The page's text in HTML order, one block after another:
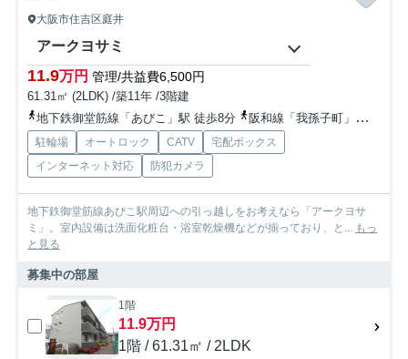
大阪市住吉区庭井
アークヨサミ
11.9万円 管理/共益費6,500円
61.31㎡ (2LDK) /築11年 /3階建
地下鉄御堂筋線「あびこ」駅 徒歩8分
阪和線「我孫子町」駅 徒歩20分
駐輪場 オートロック CATV
宅配ボックス
インターネット対応
防犯カメラ
地下鉄御堂筋線あびこ駅周辺への引っ越しをお考えなら「アークヨサ
ミ」。室内設備は洗面化粧台・浴室乾燥機などが揃っており、と...
もっ
と見る
募集中の部屋
1階
11.9万円
1階 / 61.31㎡ / 2LDK